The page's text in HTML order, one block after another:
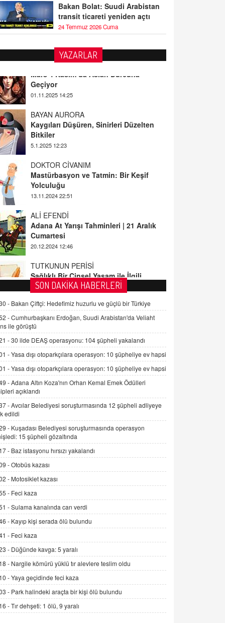
Bakan Bolat: Suudi Arabistan
transit ticareti yeniden açtı
24 Temmuz 2026 Cuma
YAZARLAR
BAYAN AURORA
Kaygıları Düşüren, Sinirleri Düzelten
5.1.2025 12:23
DOKTOR CİVANIM
Mastürbasyon ve Tatmin: Bir Keşif
13.11.2024 22:51
ALİ EFENDİ
Adana At Yarışı Tahminleri | 21 Aralık
20.12.2024 12:46
TUTKUNUN PERİSİ
Sağlıklı Bir Cinsel Yaşam ile İlgili
08.11.2024 13:16
FARUK ÖNALAN
Tezkere Onaylanmasaydı…
2 Kasım 2021 Salı 00:11
AV. DOĞAN CAN DOĞAN
Kişisel verilerin korunması ve dijital
hukukun gelişimi
15.09.2025 16:17
SEHER EREK
Kış Ayları Geldi, Hangi Önlemler
Alınmalı?
İNCİ GÜL AKÖL
Trump Keşke Adana'yı da Ziyaret Etse...
06.07.2026 13:00
ADEM AKÖL
Esed Destekçilerinin Yüzüne Vurulan
Şamar: Sednaya
11.12.2024 12:30
DR. EKREM ASLAN
Gerçek Ne, Algı Ne? "Beraber
Yürüyoruz" Cümlesinin Peşinden
19.07.2025 12:45
GÖNÜL MENEKŞE
Şifacının Yolu
04.11.2025 12:56
SON DAKİKA HABERLERİ
- Bakan Çiftçi: Hedefimiz huzurlu ve güçlü bir Türkiye
-Cumhurbaşkanı Erdoğan, Suudi Arabistan'da Veliaht
ile görüştü
-30 ilde DEAŞ operasyonu: 104 şüpheli yakalandı
-Yasa dışı otoparkçılara operasyon: 10 şüpheliye ev hapsi
-Yasa dışı otoparkçılara operasyon: 10 şüpheliye ev hapsi
-Adana Altın Koza'nın Orhan Kemal Emek Ödülleri
açıklandı
-Avcılar Belediyesi soruşturmasında 12 şüpheli adliyeye
edildi
- Kuşadası Belediyesi soruşturmasında operasyon
15 şüpheli gözaltında
- Baz istasyonu hırsızı yakalandı
-Otobüs kazası
- Motosiklet kazası
- Feci kaza
-Sulama kanalında can verdi
- Kayıp kişi serada ölü bulundu
- Feci kaza
- Düğünde kavga: 5 yaralı
- Nargile kömürü yüklü tır alevlere teslim oldu
-Yaya geçidinde feci kaza
- Park halindeki araçta bir kişi ölü bulundu
-Tır dehşeti: 1 ölü, 9 yaralı